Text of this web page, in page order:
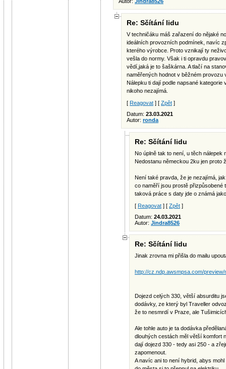
Re: Sčítání lidu
V techničáku máš zařazení do nějaké
ideálních provozních podmínek, navíc
kterého výrobce. Proto vznikají ty
vešla do normy. Však i ti opravdu
vědí,jaká je to šaškárna. A tlačí na
naměřených hodnot v běžném provozu
Nálepku ti dají podle napsané
nikoho nezajímá.
[ Reagovat ] [ Zpět ]
Datum: 23.03.2021
Autor: ronda
Re: Sčítání lidu
No úplně tak to není, u těch nálepek
Nedostanu německou 2ku jen proto
Není také pravda, že je nezajímá,
co naměří jsou prostě přizpůsobené
taková práce s daty jde o známá
[ Reagovat ] [ Zpět ]
Datum: 24.03.2021
Autor: Jindra8526
Re: Sčítání lidu
Jinak zrovna mi přišla do mailu
http://cz.ndp.awsmpsa.com/preview/
Dojezd celých 330, větší absurditu
dodávky, ze který byl Traveller
že to nesmrdí v Praze, ale
Ale tohle auto je ta dodávka
dlouhých cestách měl větší komfort
dají dojezd 330 - tedy asi 250 - a
zapomenout.
A navíc ani to není hybrid, abys